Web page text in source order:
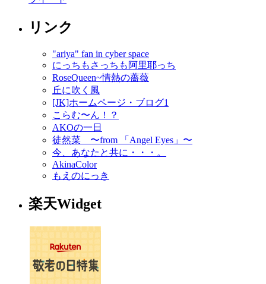
リンク
"ariya" fan in cyber space
にっちもさっちも阿里耶っち
RoseQueen~情熱の薔薇
丘に吹く風
[JK]ホームページ・ブログ1
こらむ〜ん！？
AKOの一日
徒然菜 〜from 「Angel Eyes」〜
今、あなたと共に・・・。
AkinaColor
もえのにっき
楽天Widget